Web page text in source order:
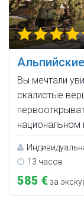
Вы мечтали
скалистые
национальном
13 часов
585 €за